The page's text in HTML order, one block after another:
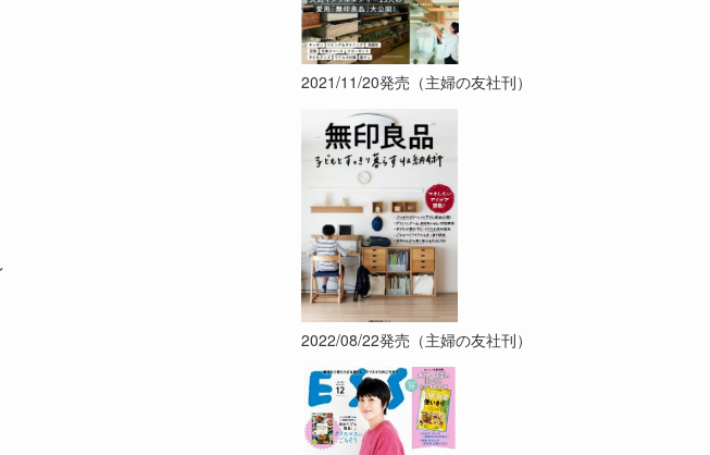
2021/11/20発売（主婦の友社刊）
2022/08/22発売（主婦の友社刊）